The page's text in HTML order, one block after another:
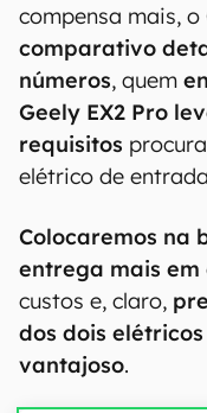
compensa mais, o
comparativo
números, quem
Geely EX2 Pro
requisitos
elétrico de
Colocaremos na
entrega mais em
custos e, claro,
dos dois
vantajoso.